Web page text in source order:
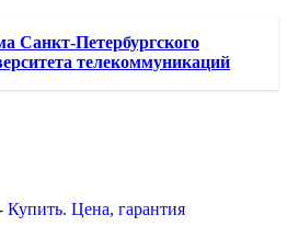
Санкт-Петербургского
телекоммуникаций
Цена, гарантия